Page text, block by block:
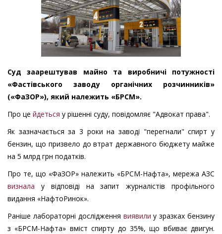
Суд заарештував майно та виробничі потужності
«Фастівського заводу органічних розчинників»
(«ФаЗОР»), який належить «БРСМ».
Про це йдеться у рішенні суду, повідомляє "Адвокат права".
Як зазначається за 3 роки на заводі "перегнали" спирт у
бензин, що призвело до втрат державного бюджету майже
на 5 млрд грн податків.
Про те, що «ФаЗОР» належить «БРСМ-Нафта», мережа АЗС
визнала у відповіді на запит журналістів профільного
видання «НафтоРинок».
Раніше лабораторні дослідження виявили у зразках бензину
з «БРСМ-Нафта» вміст спирту до 35%, що вбиває двигун.